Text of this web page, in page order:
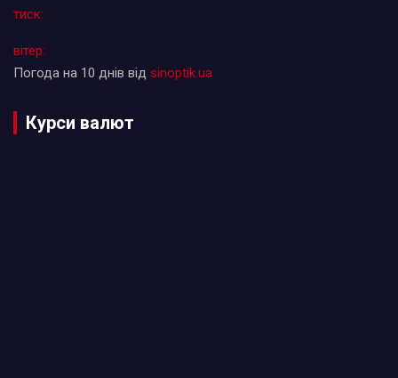
тиск:
вітер:
Погода на 10 днів від sinoptik.ua
Курси валют